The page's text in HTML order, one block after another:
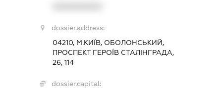
dossier.address:
04210, М.КИЇВ, ОБОЛОНСЬКИЙ,
ПРОСПЕКТ ГЕРОЇВ СТАЛІНГРАДА,
26, 114
dossier.capital: